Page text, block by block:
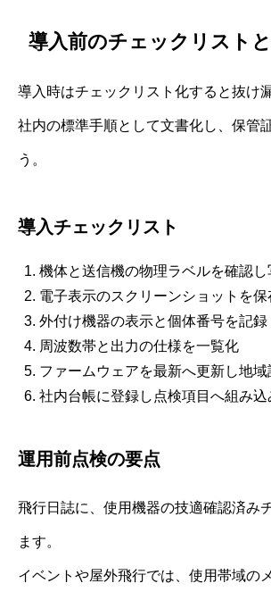
導入前のチェックリスト
導入時はチェックリスト化すると抜け
社内の標準手順として文書化し、保管
う。
導入チェックリスト
機体と送信機の物理ラベルを確認し
電子表示のスクリーンショットを保
外付け機器の表示と個体番号を記録
周波数帯と出力の仕様を一覧化
ファームウェアを最新へ更新し地
社内台帳に登録し点検項目へ組み込
運用前点検の要点
飛行日誌に、使用機器の技適確認済み
ます。
イベントや屋外飛行では、使用帯域の